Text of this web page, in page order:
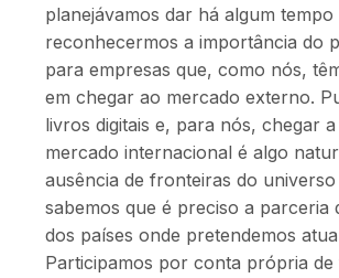
planejávamos dar há algum
reconhecermos a importância do
para empresas que, como nós,
em chegar ao mercado externo.
livros digitais e, para nós, chegar a
mercado internacional é algo
ausência de fronteiras do universo
sabemos que é preciso a parceria
dos países onde pretendemos
Participamos por conta própria de